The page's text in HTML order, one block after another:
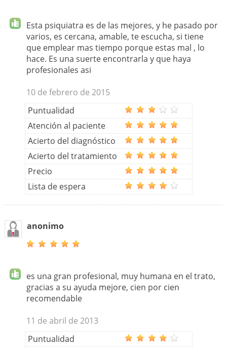
Esta psiquiatra es de las mejores, y he pasado por
varios, es cercana, amable, te escucha, si tiene
que emplear mas tiempo porque estas mal , lo
hace. Es una suerte encontrarla y que haya
profesionales asi
10 de febrero de 2015
Puntualidad
Atención al paciente
Acierto del diagnóstico
Acierto del tratamiento
Precio
Lista de espera
anonimo
es una gran profesional, muy humana en el trato,
gracias a su ayuda mejore, cien por cien
recomendable
11 de abril de 2013
Puntualidad